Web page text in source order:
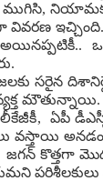
నియామక
ఒక
సరైన
వ్యక్త
ఏపీ
వస్తాయి
జగన్